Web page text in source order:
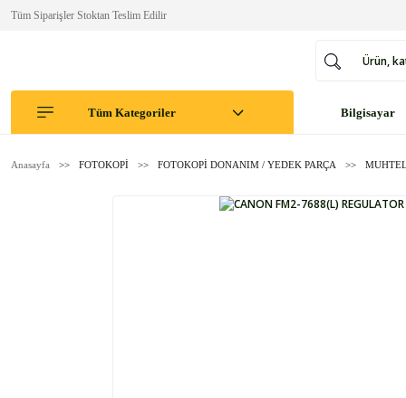
Tüm Siparişler Stoktan Teslim Edilir
Tüm Kategoriler Bilgisayar
Anasayfa FOTOKOPİ FOTOKOPİ DONANIM / YEDEK PARÇA